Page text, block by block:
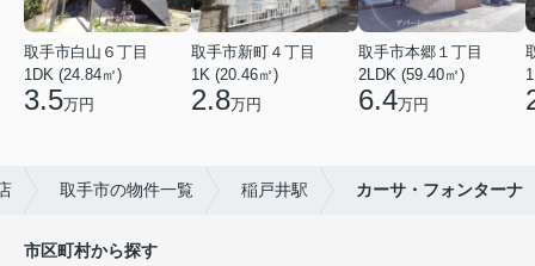
取手市白山６丁目
1DK (24.84㎡)
3.5万円
取手市新町４丁目
1K (20.46㎡)
2.8万円
取手市本郷１丁目
2LDK (59.40㎡)
6.4万円
取手市の物件一覧 稲戸井駅 カーサ・フォンターナ
市区町村から探す